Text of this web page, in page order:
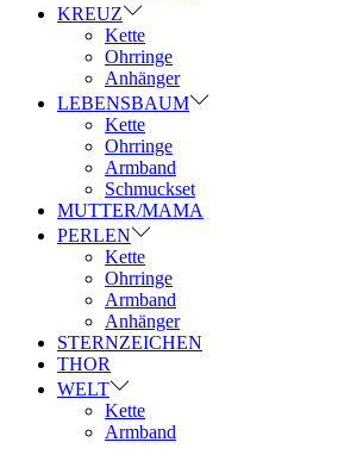
KREUZ
Kette
Ohrringe
Anhänger
LEBENSBAUM
Kette
Ohrringe
Armband
Schmuckset
MUTTER/MAMA
PERLEN
Kette
Ohrringe
Armband
Anhänger
STERNZEICHEN
THOR
WELT
Kette
Armband